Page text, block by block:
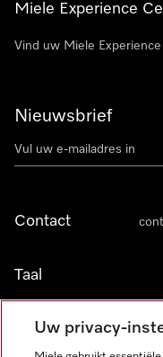
Miele Experience
Vind uw Miele
Nieuwsbrief
Contact
Taal
NEDERLANDS
Uw privacy-